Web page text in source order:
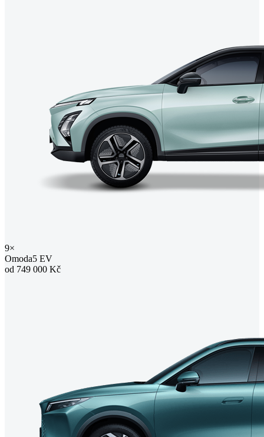
9×
Omoda5 EV
od 749 000 Kč